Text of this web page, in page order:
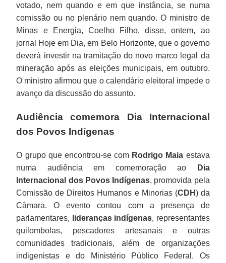
votado, nem quando e em que instância, se numa
comissão ou no plenário nem quando. O ministro de
Minas e Energia, Coelho Filho, disse, ontem, ao
jornal Hoje em Dia, em Belo Horizonte, que o governo
deverá investir na tramitação do novo marco legal da
mineração após as eleições municipais, em outubro.
O ministro afirmou que o calendário eleitoral impede o
avanço da discussão do assunto.
Audiência comemora Dia Internacional
dos Povos Indígenas
O grupo que encontrou-se com Rodrigo Maia estava
numa audiência em comemoração ao
Dia
Internacional dos Povos Indígenas, promovida pela
Comissão de Direitos Humanos e Minorias (CDH) da
Câmara. O evento contou com a presença de
parlamentares,
lideranças indígenas, representantes
quilombolas, pescadores artesanais e outras
comunidades tradicionais, além de organizações
indigenistas e do Ministério Público Federal. Os